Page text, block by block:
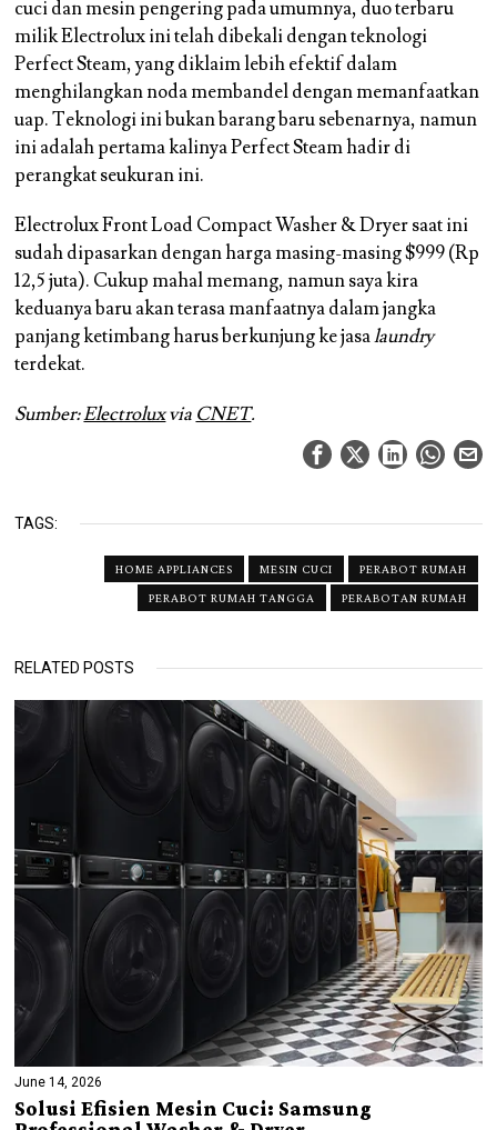
cuci dan mesin pengering pada umumnya, duo terbaru
milik Electrolux ini telah dibekali dengan teknologi
Perfect Steam, yang diklaim lebih efektif dalam
menghilangkan noda membandel dengan memanfaatkan
uap. Teknologi ini bukan barang baru sebenarnya, namun
ini adalah pertama kalinya Perfect Steam hadir di
perangkat seukuran ini.
Electrolux Front Load Compact Washer & Dryer saat ini
sudah dipasarkan dengan harga masing-masing $999 (Rp
12,5 juta). Cukup mahal memang, namun saya kira
keduanya baru akan terasa manfaatnya dalam jangka
panjang ketimbang harus berkunjung ke jasalaundry
terdekat.
Sumber:Electroluxvia CNET.
TAGS:
HOME APPLIANCES MESIN CUCI
PERABOT RUMAH
PERABOT RUMAH TANGGA
PERABOTAN RUMAH
RELATED POSTS
June 14, 2026
Solusi Efisien Mesin Cuci: Samsung